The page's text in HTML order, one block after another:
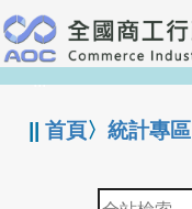
跳
到
主
要
:::
||首頁〉統計專區
全